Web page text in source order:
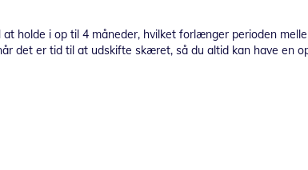
holde i op til 4 måneder, hvilket forlænger perioden
det er tid til at udskifte skæret, så du altid kan have en